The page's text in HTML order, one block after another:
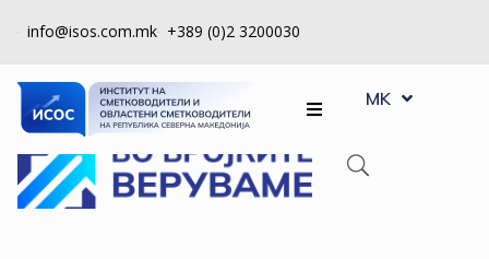
info@isos.com.mk +389 (0)2 3200030
ЗА
НАС
РЕГИСТРИ
MK
SQ